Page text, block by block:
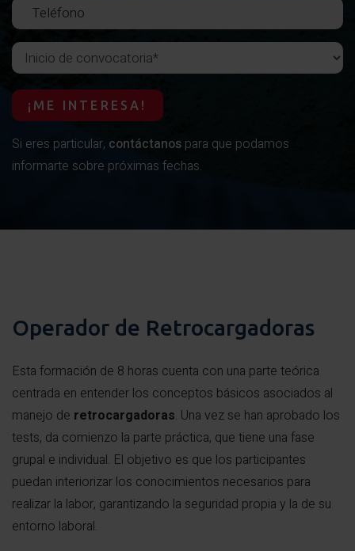
Inicio de convocatoria
¡ME INTERESA!
Si eres particular, contáctanos para que podamos
informarte sobre próximas fechas.
Operador de Retrocargadoras
Esta formación de 8 horas cuenta con una parte teórica
centrada en entender los conceptos básicos asociados al
manejo de retrocargadoras. Una vez se han aprobado los
tests, da comienzo la parte práctica, que tiene una fase
grupal e individual. El objetivo es que los participantes
puedan interiorizar los conocimientos necesarios para
realizar la labor, garantizando la seguridad propia y la de su
entorno laboral.